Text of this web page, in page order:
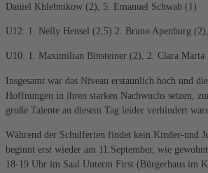
Daniel Khlebnikow (2), 5. Emanuel Schwab (1)
U12: 1. Nelly Hensel (2,5) 2. Bruno Apenburg
U10: 1. Maximilian Binsteiner (2), 2. Clara Marta
Insgesamt war das Niveau erstaunlich hoch und
Hoffnungen in ihren starken Nachwuchs setzen,
große Talente an diesem Tag leider verhindert
Während der Schulferien findet kein Kinder-und
beginnt erst wieder am 11.September, wie
18-19 Uhr im Saal Unterm First (Bürgerhaus im